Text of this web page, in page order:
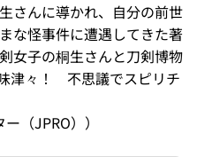
さんに導かれ、自分の前世
な怪事件に遭遇してきた著
女子の桐生さんと刀剣博物
々！　不思議でスピリチ
（JPRO））